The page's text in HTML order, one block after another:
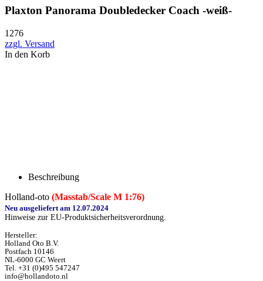
Plaxton Panorama Doubledecker Coach -weiß-
1276
zzgl. Versand
In den Korb
Beschreibung
Holland-oto (Masstab/Scale M 1:76)
Neu ausgeliefert am 12.07.2024
Hinweise zur EU-Produktsicherheitsverordnung.
Hersteller:
Holland Oto B.V.
Postfach 10146
NL-6000 GC Weert
Tel. +31 (0)495 547247
info@hollandoto.nl